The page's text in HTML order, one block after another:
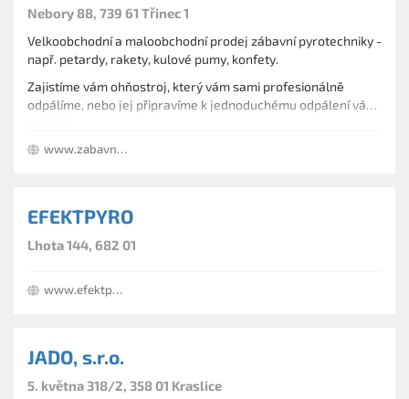
ČT 08:00-20:00 hod.
PÁ 08:00-20:00 hod.
Nebory 88, 739 61 Třinec 1
Velkoobchodní a maloobchodní prodej zábavní pyrotechniky -
např. petardy, rakety, kulové pumy, konfety.
Zajistíme vám ohňostroj, který vám sami profesionálně
odpálíme, nebo jej připravíme k jednoduchému odpálení vámi
atestována Českým úřadem pro zkoušení zbraní a střeliva.
www.zabavnapyrotechnika.cz
EFEKTPYRO
Lhota 144, 682 01
www.efektpyro.wz.cz
JADO, s.r.o.
5. května 318/2, 358 01 Kraslice